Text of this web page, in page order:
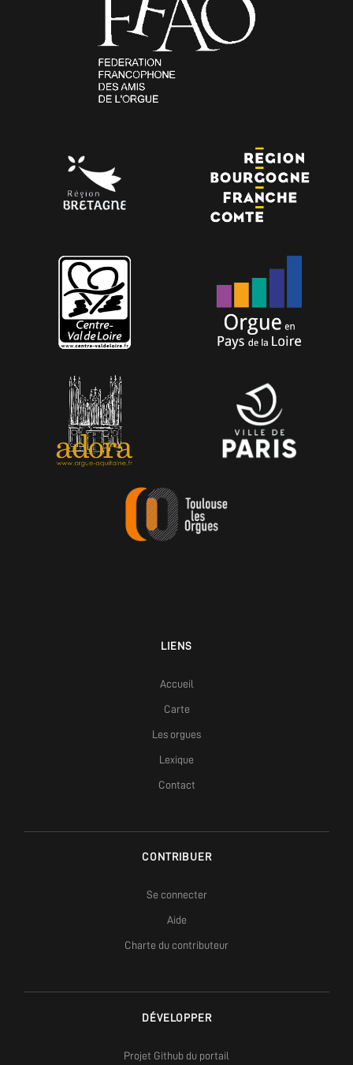
LIENS
Accueil
Carte
Les orgues
Lexique
Contact
CONTRIBUER
Se connecter
Aide
Charte du contributeur
DÉVELOPPER
Projet Github du portail